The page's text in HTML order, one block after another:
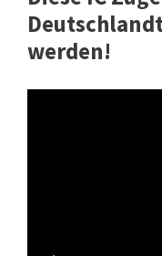
werden!